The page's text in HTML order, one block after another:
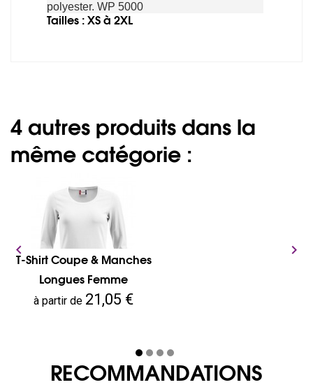
polyester. WP 5000
Tailles : XS à 2XL
4 autres produits dans la
même catégorie :
T-Shirt Coupe & Manches
Longues Femme
Prix
à partir de 21,05 €
 
RECOMMANDATIONS